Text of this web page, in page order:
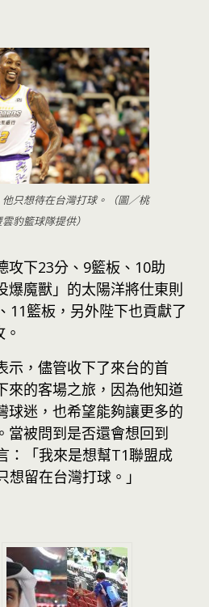
只想待在台灣打球。（圖／桃
豹籃球隊提供）
攻下23分、9籃板、10助
爆魔獸」的太陽洋將仕東則
11籃板，另外陛下也貢獻了
示，儘管收下了來台的首
來的客場之旅，因為他知道
球迷，也希望能夠讓更多的
當被問到是否還會想回到
：「我來是想幫T1聯盟成
留在台灣打球。」